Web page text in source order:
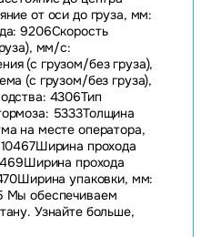
от оси до груза, мм:
9206Скорость
мм/с:
(с грузом/без груза),
(с грузом/без груза),
4306Тип
5333Толщина
на месте оператора,
прохода
прохода
упаковки, мм:
Мы обеспечиваем
Узнайте больше,